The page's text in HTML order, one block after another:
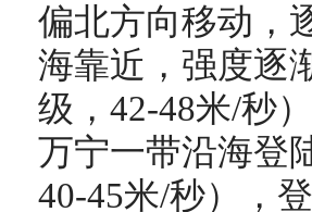
偏北方向移动，
海靠近，强度逐
级，42-48米/秒
万宁一带沿海登
40-45米/秒），